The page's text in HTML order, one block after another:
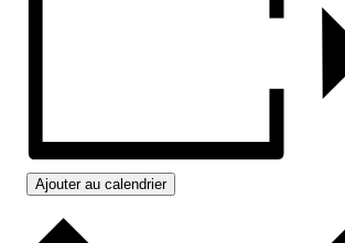
Ajouter au calendrier